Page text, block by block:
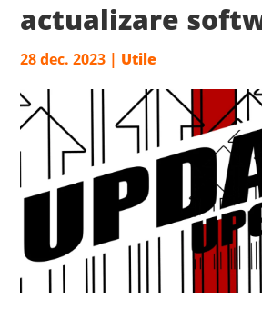
actualizare
28 dec. 2023 | Utile